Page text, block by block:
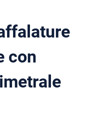
con